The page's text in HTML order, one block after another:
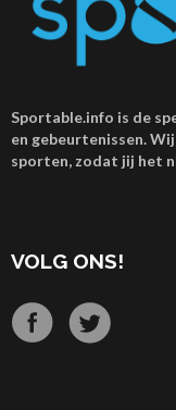
Sportable.info is de
en gebeurtenissen.
sporten, zodat jij het
VOLG ONS!